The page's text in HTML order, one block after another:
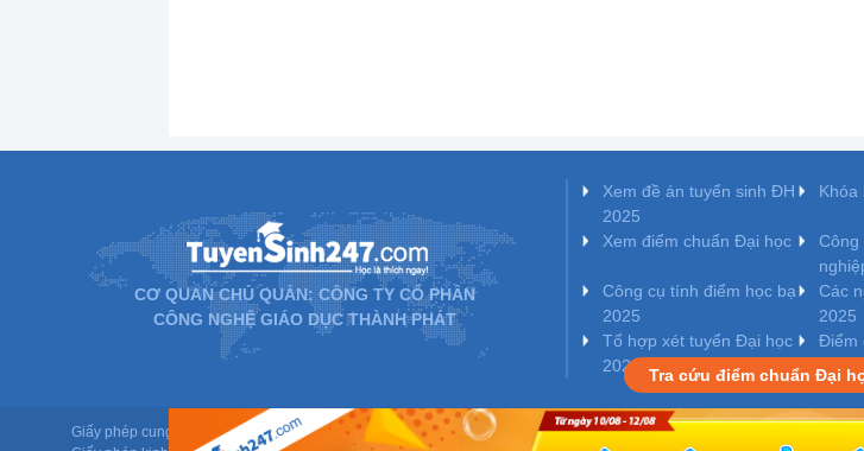
Tra cứu điểm chuẩn Đại
CƠ QUAN CHỦ QUẢN: CÔNG TY CỔ PHẦN
CÔNG NGHỆ GIÁO DỤC THÀNH PHÁT
Xem đề án tuyển sinh ĐH
2025
Khóa
Xem điểm chuẩn Đại học
Công
Công cụ tính điểm học bạ
2025
Các
2025
Tổ hợp xét tuyển Đại học
2025
Điểm
Giấy phép cung cấp dịch vụ mạng xã hội trực tuyến số 337/GP-BTTTT do Bộ Thông tin và Truyền thông cấp ngày 10/07/